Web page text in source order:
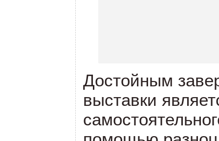
Достойным
выставки